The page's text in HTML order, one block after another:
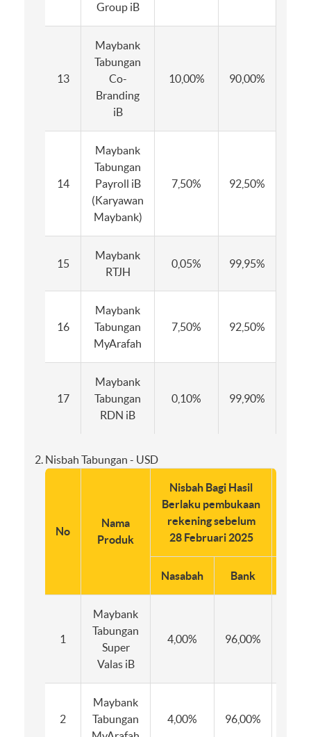
Group iB
13
Maybank
Tabungan
Co-
Branding
iB
10,00% 90,00%
14
Maybank
Tabungan
Payroll iB
(Karyawan
Maybank)
7,50% 92,50%
15
Maybank
RTJH
0,05% 99,95%
16
Maybank
Tabungan
MyArafah
7,50% 92,50%
17
Maybank
Tabungan
RDN iB
0,10% 99,90%
Nisbah Tabungan - USD
No
Nama
Produk
Nisbah Bagi Hasil
Berlaku pembukaan
rekening sebelum
28 Februari 2025
Nasabah Bank
1
Maybank
Tabungan
Super
Valas iB
4,00% 96,00%
2
Maybank
Tabungan
4,00% 96,00%